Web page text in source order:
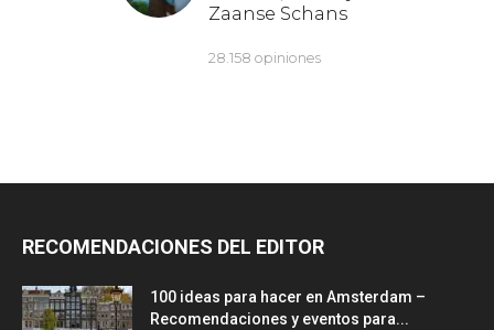
RECOMENDACIONES DEL EDITOR
100 ideas para hacer en Amsterdam –
Recomendaciones y eventos para...